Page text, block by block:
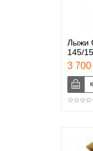
Лыжи
145/
3 700